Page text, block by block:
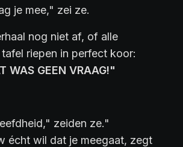
je mee," zei ze.
nog niet af, of alle
riepen in perfect koor:
WAS GEEN VRAAG!"
zeiden ze."
écht wil dat je meegaat, zegt